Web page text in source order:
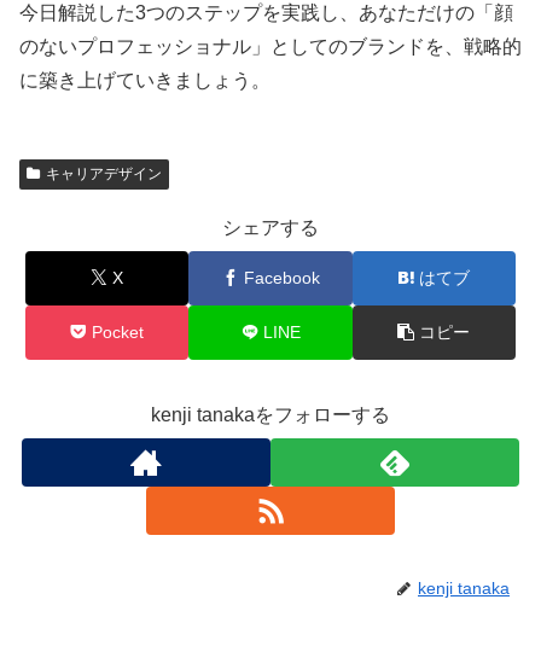
今日解説した3つのステップを実践し、あなただけの「顔
のないプロフェッショナル」としてのブランドを、戦略的
に築き上げていきましょう。
キャリアデザイン
シェアする
X Facebook はてブ
Pocket LINE コピー
kenji tanakaをフォローする
kenji tanaka